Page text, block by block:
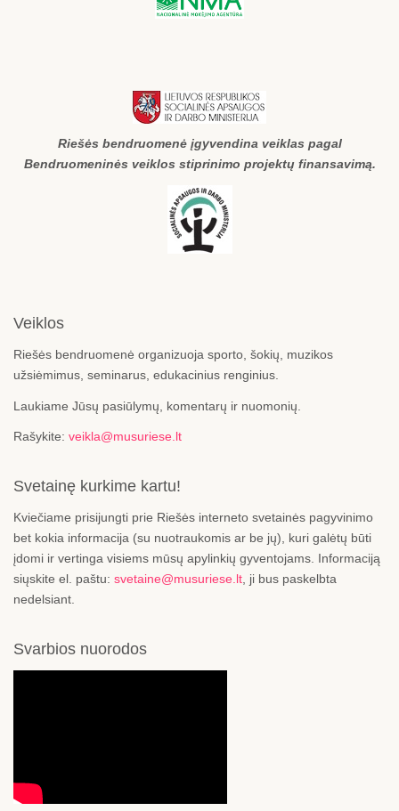
Riešės bendruomenė įgyvendina veiklas pagal
Bendruomeninės veiklos stiprinimo projektų finansavimą.
Veiklos
Riešės bendruomenė organizuoja sporto, šokių, muzikos
užsiėmimus, seminarus, edukacinius renginius.
Laukiame Jūsų pasiūlymų, komentarų ir nuomonių.
Rašykite: veikla@musuriese.lt
Svetainę kurkime kartu!
Kviečiame prisijungti prie Riešės interneto svetainės pagyvinimo
bet kokia informacija (su nuotraukomis ar be jų), kuri galėtų būti
įdomi ir vertinga visiems mūsų apylinkių gyventojams. Informaciją
siųskite el. paštu: svetaine@musuriese.lt, ji bus paskelbta
nedelsiant.
Svarbios nuorodos